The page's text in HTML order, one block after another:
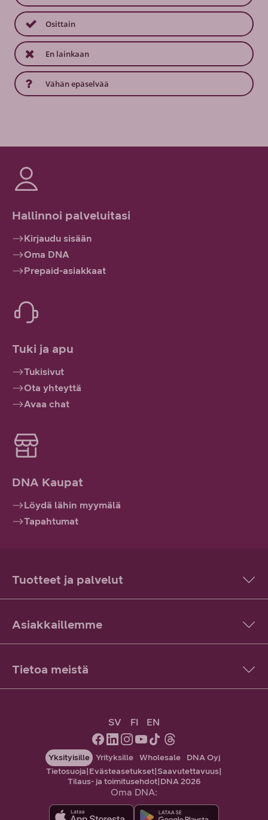
Osittain
En lainkaan
Vähän epäselvää
Hallinnoi palveluitasi
Kirjaudu sisään
Oma DNA
Prepaid-asiakkaat
Tuki ja apu
Tukisivut
Ota yhteyttä
Avaa chat
DNA Kaupat
Löydä lähin myymälä
Tapahtumat
Tuotteet ja palvelut
Asiakkaillemme
Tietoa meistä
SV FI EN
Yksityisille Yrityksille Wholesale
DNA Oyj
Tietosuoja|Evästeasetukset|Saavutettavuus|
Tilaus- ja toimitusehdot|DNA 2026
Oma DNA: